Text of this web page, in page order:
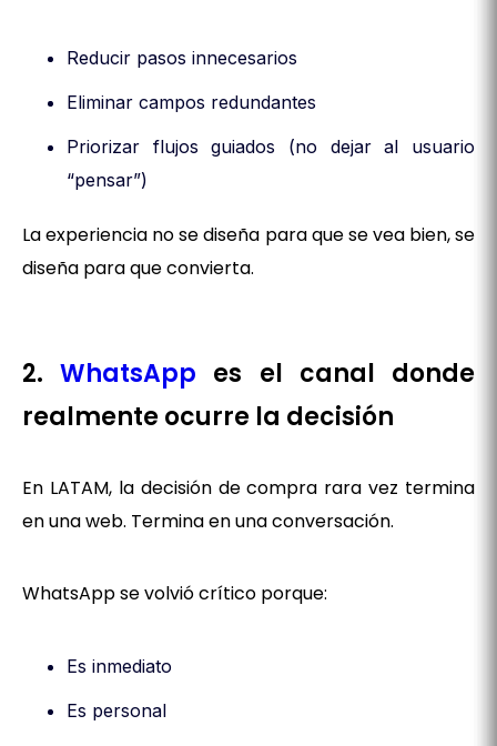
Reducir pasos innecesarios
Eliminar campos redundantes
Priorizar flujos guiados (no dejar al usuario
“pensar”)
La experiencia no se diseña para que se vea bien, se
diseña para que convierta.
2.WhatsApp es el canal donde
realmente ocurre la decisión
En LATAM, la decisión de compra rara vez termina
en una web. Termina en una conversación.
WhatsApp se volvió crítico porque:
Es inmediato
Es personal